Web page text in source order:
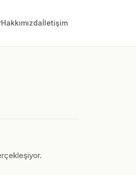
Hakkımızdaİletişim